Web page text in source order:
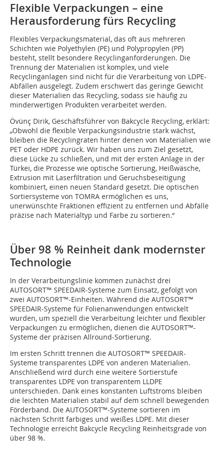
Flexible Verpackungen – eine
Herausforderung fürs Recycling
Flexibles Verpackungsmaterial, das oft aus mehreren
Schichten wie Polyethylen (PE) und Polypropylen (PP)
besteht, stellt besondere Recyclinganforderungen. Die
Trennung der Materialien ist komplex, und viele
Recyclinganlagen sind nicht für die Verarbeitung von LDPE-
Abfällen ausgelegt. Zudem erschwert das geringe Gewicht
dieser Materialien das Recycling, sodass sie häufig zu
minderwertigen Produkten verarbeitet werden.
Övünç Dirik, Geschäftsführer von Bakcycle Recycling, erklärt:
„Obwohl die flexible Verpackungsindustrie stark wächst,
bleiben die Recyclingraten hinter denen von Materialien wie
PET oder HDPE zurück. Wir haben uns zum Ziel gesetzt,
diese Lücke zu schließen, und mit der ersten Anlage in der
Türkei, die Prozesse wie optische Sortierung, Heißwäsche,
Extrusion mit Laserfiltration und Geruchsbeseitigung
kombiniert, einen neuen Standard gesetzt. Die optischen
Sortiersysteme von TOMRA ermöglichen es uns,
unerwünschte Fraktionen effizient zu entfernen und Abfälle
präzise nach Materialtyp und Farbe zu sortieren.“
Über 98 % Reinheit dank modernster
Technologie
In der Verarbeitungslinie kommen zunächst drei
AUTOSORT™ SPEEDAIR-Systeme zum Einsatz, gefolgt von
zwei AUTOSORT™-Einheiten. Während die AUTOSORT™
SPEEDAIR-Systeme für Folienanwendungen entwickelt
wurden, um speziell die Verarbeitung leichter und flexibler
Verpackungen zu ermöglichen, dienen die AUTOSORT™-
Systeme der präzisen Allround-Sortierung.
Im ersten Schritt trennen die AUTOSORT™ SPEED­AIR-
Systeme transparentes LDPE von anderen Materialien.
Anschließend wird durch eine weitere Sortierstufe
transparentes LDPE von transparentem LLDPE
unterschieden. Dank eines konstanten Luftstroms bleiben
die leichten Materialien stabil auf dem schnell bewegenden
Förderband. Die AUTOSORT™-Systeme sortieren im
nächsten Schritt farbiges und weißes LDPE. Mit dieser
Technologie erreicht Bakcycle Recycling Reinheitsgrade von
über 98 %.